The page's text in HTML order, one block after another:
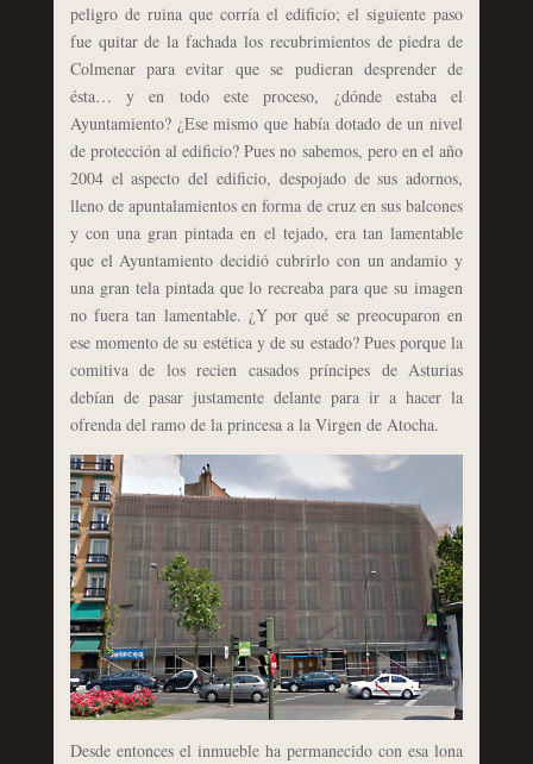
peligro de ruina que corría el edificio; el siguiente paso
fue quitar de la fachada los recubrimientos de piedra de
Colmenar para evitar que se pudieran desprender de
ésta… y en todo este proceso, ¿dónde estaba el
Ayuntamiento? ¿Ese mismo que había dotado de un nivel
de protección al edificio? Pues no sabemos, pero en el año
2004 el aspecto del edificio, despojado de sus adornos,
lleno de apuntalamientos en forma de cruz en sus balcones
y con una gran pintada en el tejado, era tan lamentable
que el Ayuntamiento decidió cubrirlo con un andamio y
una gran tela pintada que lo recreaba para que su imagen
no fuera tan lamentable. ¿Y por qué se preocuparon en
ese momento de su estética y de su estado? Pues porque la
comitiva de los recien casados príncipes de Asturias
debían de pasar justamente delante para ir a hacer la
ofrenda del ramo de la princesa a la Virgen de Atocha.
Desde entonces el inmueble ha permanecido con esa lona